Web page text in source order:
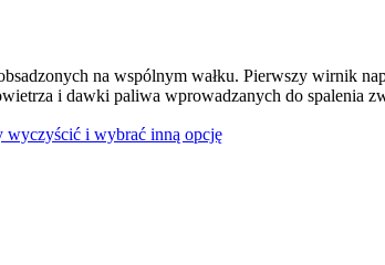
na wspólnym wałku. Pierwszy wirnik
i dawki paliwa wprowadzanych do spalenia
i wybrać inną opcję